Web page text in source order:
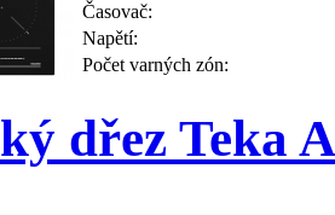
Časovač:
Napětí:
Počet varných zón:
dřez Teka